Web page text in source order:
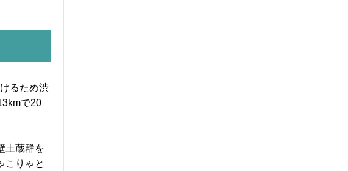
るため渋
で20
土蔵群を
こりゃと